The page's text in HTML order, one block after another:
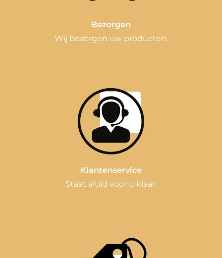
Bezorgen
Wij bezorgen uw producten.
Klantenservice
Staat altijd voor u klaar.